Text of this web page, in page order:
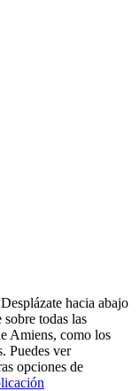
hacia abajo
todas las
Amiens, como los
Puedes ver
opciones de